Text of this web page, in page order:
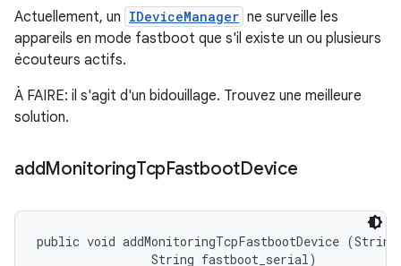
Actuellement, un IDeviceManager ne surveille les
appareils en mode fastboot que s'il existe un ou plusieurs
écouteurs actifs.
À FAIRE: il s'agit d'un bidouillage. Trouvez une meilleure
solution.
addMonitoringTcpFastbootDevice
public void addMonitoringTcpFastbootDevice
                String fastboot_serial)